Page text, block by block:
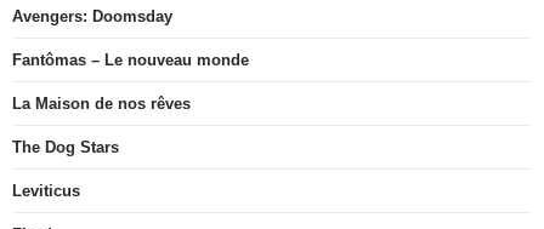
Avengers: Doomsday
Fantômas – Le nouveau monde
La Maison de nos rêves
The Dog Stars
Leviticus